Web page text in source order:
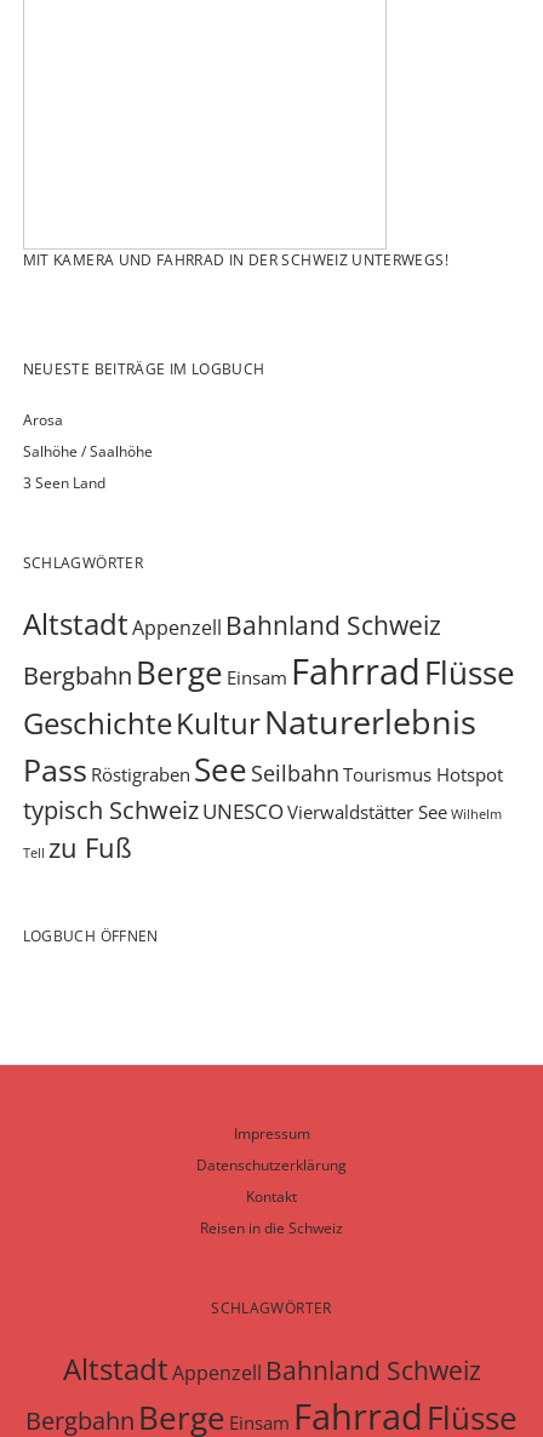
MIT KAMERA UND FAHRRAD IN DER SCHWEIZ UNTERWEGS!
NEUESTE BEITRÄGE IM LOGBUCH
Arosa
Salhöhe / Saalhöhe
3 Seen Land
SCHLAGWÖRTER
AltstadtAppenzell Bahnland Schweiz
Bergbahn Berge Einsam FahrradFlüsse
GeschichteKulturNaturerlebnis
Pass Röstigraben See Seilbahn Tourismus Hotspot
typisch SchweizUNESCOVierwaldstätter See Wilhelm
Tell zu Fuß
LOGBUCH ÖFFNEN
Impressum
Datenschutzerklärung
Kontakt
Reisen in die Schweiz
SCHLAGWÖRTER
AltstadtAppenzell Bahnland Schweiz
Bergbahn Berge Einsam FahrradFlüsse